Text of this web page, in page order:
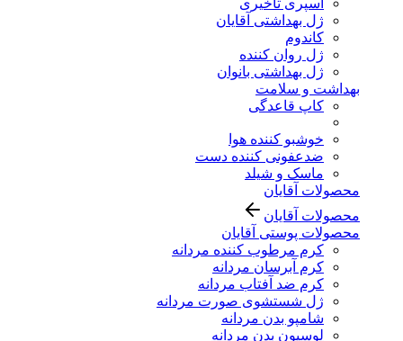
اسپری تاخیری
ژل بهداشتی آقایان
کاندوم
ژل روان کننده
ژل بهداشتی بانوان
بهداشت و سلامت
کاپ قاعدگی
خوشبو کننده هوا
ضدعفونی کننده دست
ماسک و شیلد
محصولات آقایان
محصولات آقایان
محصولات پوستی آقایان
کرم مرطوب کننده مردانه
کرم آبرسان مردانه
کرم ضد آفتاب مردانه
ژل شستشوی صورت مردانه
شامپو بدن مردانه
لوسیون بدن مردانه